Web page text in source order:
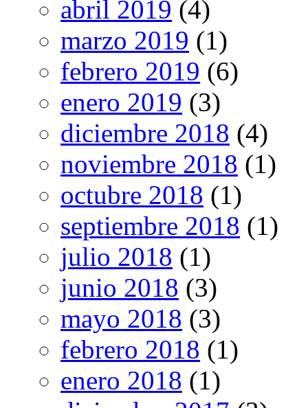
abril 2019 (4)
marzo 2019 (1)
febrero 2019 (6)
enero 2019 (3)
diciembre 2018 (4)
noviembre 2018 (1)
octubre 2018 (1)
septiembre 2018 (1)
julio 2018 (1)
junio 2018 (3)
mayo 2018 (3)
febrero 2018 (1)
enero 2018 (1)